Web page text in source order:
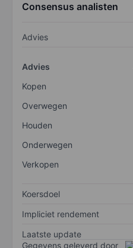
Consensus analisten
Advies
Advies
Kopen
Overwegen
Houden
Onderwegen
Verkopen
Koersdoel
Impliciet rendement
Laatste update
Gegevens geleverd door